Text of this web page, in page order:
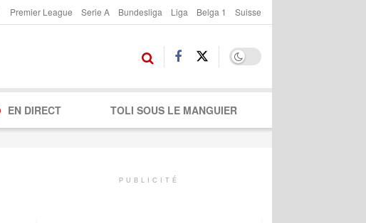
Premier League Serie A Bundesliga Liga Belga 1 Suisse
EN DIRECT TOLI SOUS LE MANGUIER
PUBLICITÉ